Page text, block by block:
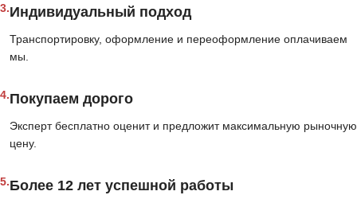
3.Индивидуальный подход
Транспортировку, оформление и переоформление оплачиваем
мы.
4.Покупаем дорого
Эксперт бесплатно оценит и предложит максимальную рыночную
цену.
5.Более 12 лет успешной работы